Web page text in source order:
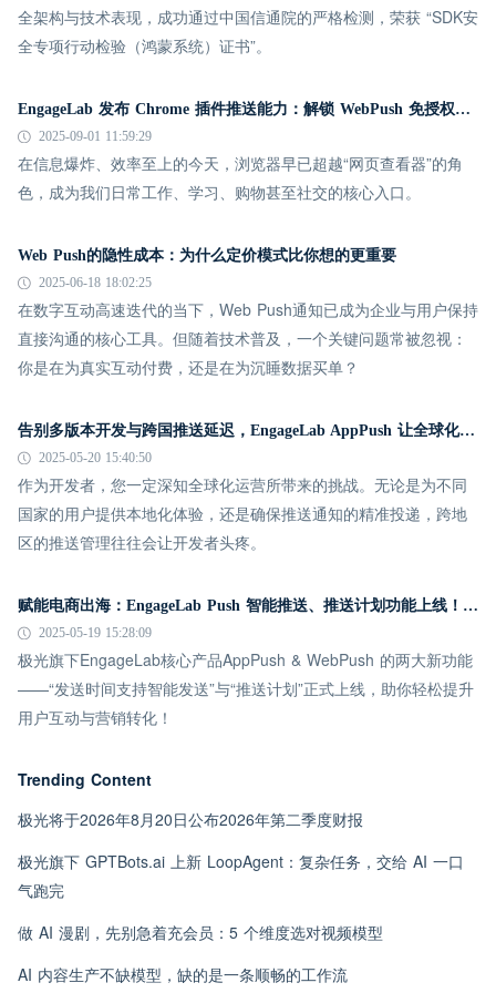
全架构与技术表现，成功通过中国信通院的严格检测，荣获 “SDK安
全专项行动检验（鸿蒙系统）证书”。
EngageLab 发布 Chrome 插件推送能力：解锁 WebPush 免授权、系统级通知新体验
2025-09-01 11:59:29
在信息爆炸、效率至上的今天，浏览器早已超越“网页查看器”的角
色，成为我们日常工作、学习、购物甚至社交的核心入口。
Web Push的隐性成本：为什么定价模式比你想的更重要
2025-06-18 18:02:25
在数字互动高速迭代的当下，Web Push通知已成为企业与用户保持
直接沟通的核心工具。但随着技术普及，一个关键问题常被忽视：
你是在为真实互动付费，还是在为沉睡数据买单？
告别多版本开发与跨国推送延迟，EngageLab AppPush 让全球化运营更简单
2025-05-20 15:40:50
作为开发者，您一定深知全球化运营所带来的挑战。无论是为不同
国家的用户提供本地化体验，还是确保推送通知的精准投递，跨地
区的推送管理往往会让开发者头疼。
赋能电商出海：EngageLab Push 智能推送、推送计划功能上线！点击率提升30%以上
2025-05-19 15:28:09
极光旗下EngageLab核心产品AppPush & WebPush 的两大新功能
——“发送时间支持智能发送”与“推送计划”正式上线，助你轻松提升
用户互动与营销转化！
Trending Content
极光将于2026年8月20日公布2026年第二季度财报
极光旗下 GPTBots.ai 上新 LoopAgent：复杂任务，交给 AI 一口
气跑完
做 AI 漫剧，先别急着充会员：5 个维度选对视频模型
AI 内容生产不缺模型，缺的是一条顺畅的工作流